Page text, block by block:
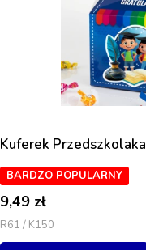
Kuferek Przedszkolaka
BARDZO POPULARNY
9,49 zł
R61 / K150